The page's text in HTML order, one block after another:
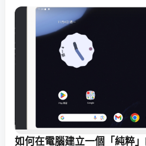
如何在電腦建立一個「純粹